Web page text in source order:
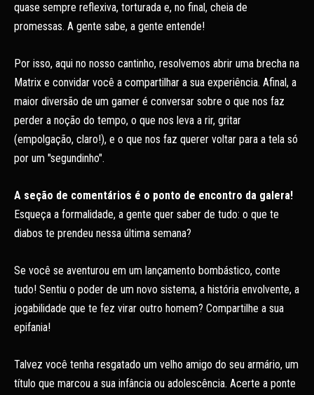
quase sempre reflexiva, torturada e, no final, cheia de
promessas. A gente sabe, a gente entende!
Por isso, aqui no nosso cantinho, resolvemos abrir uma brecha na
Matrix e convidar você a compartilhar a sua experiência. Afinal, a
maior diversão de um gamer é conversar sobre o que nos faz
perder a noção do tempo, o que nos leva a rir, gritar
(empolgação, claro!), e o que nos faz querer voltar para a tela só
por um "segundinho".
A seção de comentários é o ponto de encontro da galera!
Esqueça a formalidade, a gente quer saber de tudo: o que te
diabos te prendeu nessa última semana?
Se você se aventurou em um lançamento bombástico, conte
tudo! Sentiu o poder de um novo sistema, a história envolvente, a
jogabilidade que te fez virar outro homem? Compartilhe a sua
epifania!
Talvez você tenha resgatado um velho amigo do seu armário, um
título que marcou a sua infância ou adolescência. Acerte a ponte